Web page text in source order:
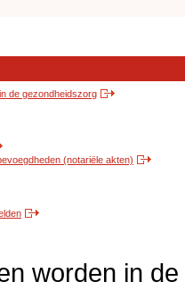
de gezondheidszorg
(notariële akten)
worden in